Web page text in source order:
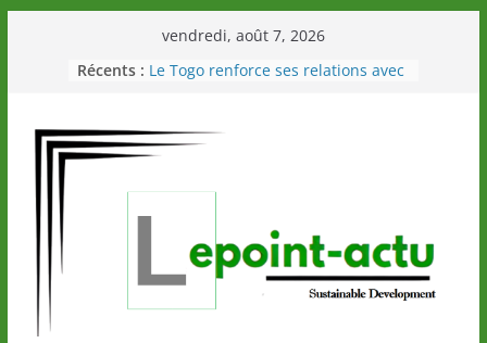
vendredi, août 7, 2026
Récents : Le Togo renforce ses relations avec
Éléphants en Côte d’Ivoire
LOTO DETENTE”, un nouveau tirage
marque de confiance au Togo sur
la scène internationale au-delà des
performances de ses athlètes
Togo: Que retenir de la politique
éducation et de l’ambition de